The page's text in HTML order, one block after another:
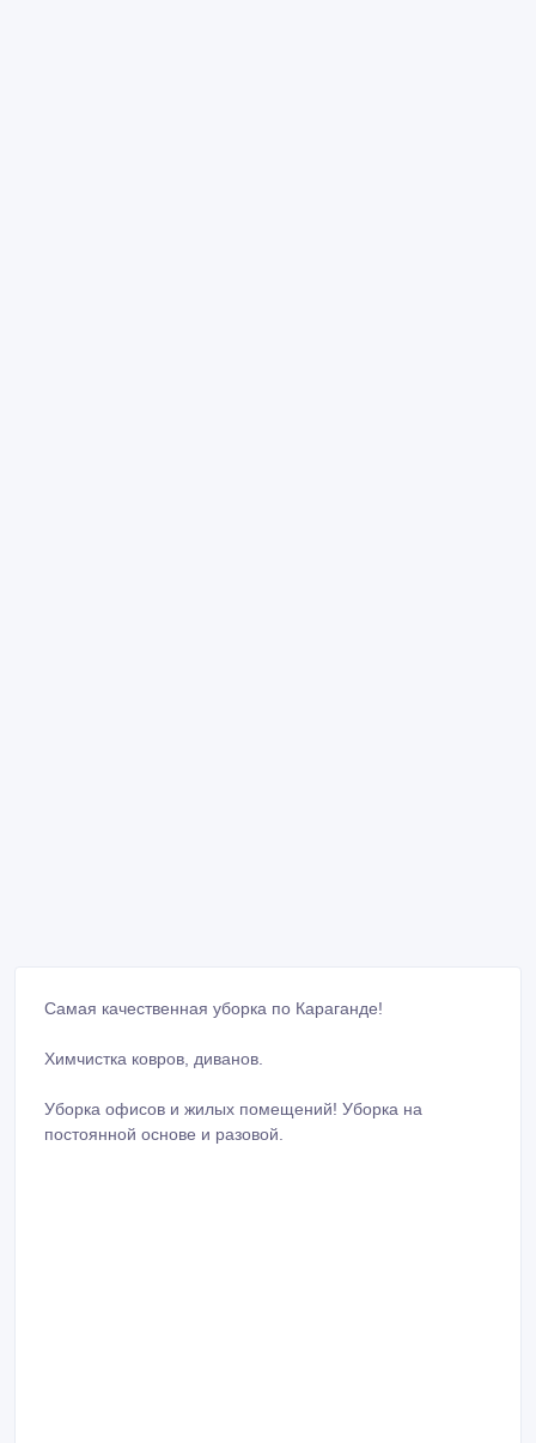
Самая качественная уборка по Караганде!
Химчистка ковров, диванов.
Уборка офисов и жилых помещений! Уборка на
постоянной основе и разовой.